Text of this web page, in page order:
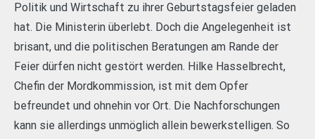
Politik und Wirtschaft zu ihrer Geburtstagsfeier geladen
hat. Die Ministerin überlebt. Doch die Angelegenheit ist
brisant, und die politischen Beratungen am Rande der
Feier dürfen nicht gestört werden. Hilke Hasselbrecht,
Chefin der Mordkommission, ist mit dem Opfer
befreundet und ohnehin vor Ort. Die Nachforschungen
kann sie allerdings unmöglich allein bewerkstelligen. So